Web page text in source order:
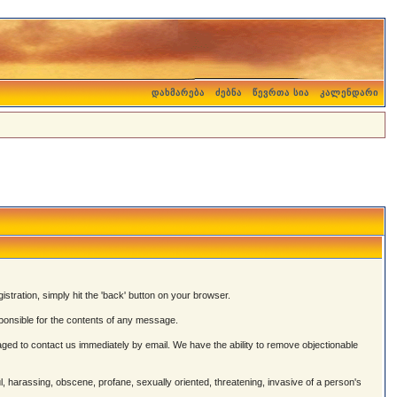
დახმარება ძებნა წევრთა სია კალენდარი
simply hit the 'back' button on your browser.
for the contents of any message.
to contact us immediately by email. We have the ability to remove objectionable
obscene, profane, sexually oriented, threatening, invasive of a person's